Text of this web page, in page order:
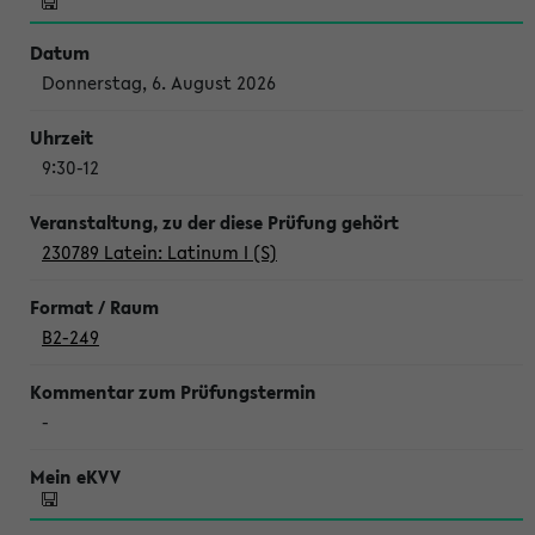
Donnerstag, 6. August 2026
9:30-12
230789 Latein: Latinum I (S)
B2-249
-